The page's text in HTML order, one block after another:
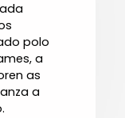
polo
a
as
a